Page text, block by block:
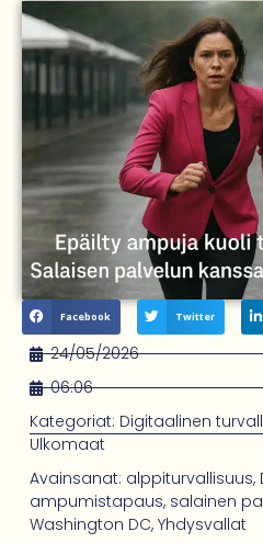
Facebook Twitter
24/05/2026
06:06
Kategoriat: Digitaalinen
Ulkomaat
Avainsanat: alppiturvallisuus,
ampumistapaus, salainen
Washington DC, Yhdysvallat